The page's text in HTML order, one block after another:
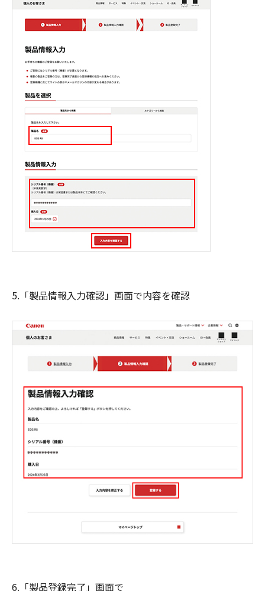
5.「製品情報入力確認」画面で内容を確認
6.「製品登録完了」画面で